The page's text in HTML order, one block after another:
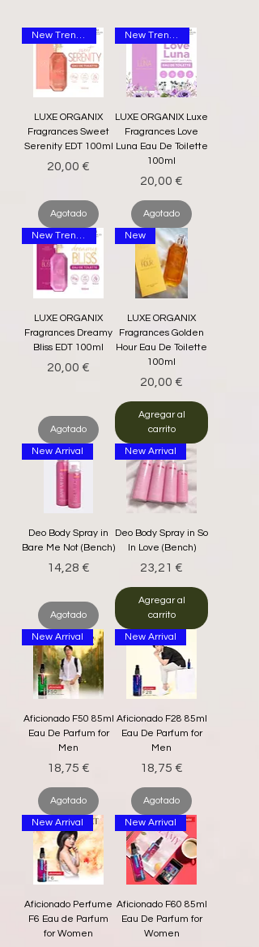
New Trending
LUXE ORGANIX
Fragrances Sweet
Serenity EDT 100ml
Precio
20,00 €
Agotado
New Trending
LUXE ORGANIX Luxe
Fragrances Love
Luna Eau De Toilette
100ml
Precio
20,00 €
Agotado
New Trending
LUXE ORGANIX
Fragrances Dreamy
Bliss EDT 100ml
Precio
20,00 €
Agotado
New
LUXE ORGANIX
Fragrances Golden
Hour Eau De Toilette
100ml
Precio
20,00 €
Agregar al
carrito
New Arrival
Deo Body Spray in
Bare Me Not (Bench)
Precio
14,28 €
Agotado
New Arrival
Deo Body Spray in So
In Love (Bench)
Precio
23,21 €
Agregar al
carrito
New Arrival
Aficionado F50 85ml
Eau De Parfum for
Men
Precio
18,75 €
Agotado
New Arrival
Aficionado F28 85ml
Eau De Parfum for
Men
Precio
18,75 €
Agotado
New Arrival
Aficionado Perfume
F6 Eau de Parfum
for Women
New Arrival
Aficionado F60 85ml
Eau De Parfum for
Women